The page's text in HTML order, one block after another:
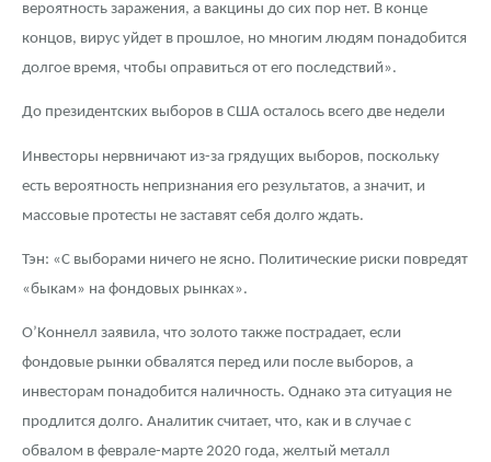
вероятность заражения, а вакцины до сих пор нет. В конце
концов, вирус уйдет в прошлое, но многим людям понадобится
долгое время, чтобы оправиться от его последствий».
До президентских выборов в США осталось всего две недели
Инвесторы нервничают из-за грядущих выборов, поскольку
есть вероятность непризнания его результатов, а значит, и
массовые протесты не заставят себя долго ждать.
Тэн: «С выборами ничего не ясно. Политические риски повредят
«быкам» на фондовых рынках».
О’Коннелл заявила, что золото также пострадает, если
фондовые рынки обвалятся перед или после выборов, а
инвесторам понадобится наличность. Однако эта ситуация не
продлится долго. Аналитик считает, что, как и в случае с
обвалом в феврале-марте 2020 года, желтый металл